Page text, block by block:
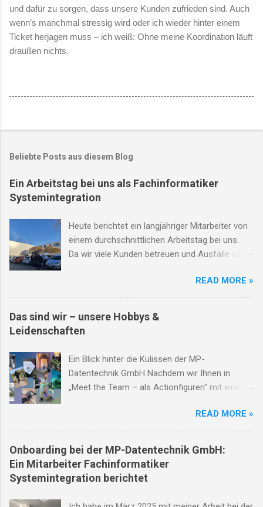
und dafür zu sorgen, dass unsere Kunden zufrieden sind. Auch
wenn’s manchmal stressig wird oder ich wieder hinter einem
Ticket herjagen muss – ich weiß: Ohne meine Koordination läuft
draußen nichts.
Beliebte Posts aus diesem Blog
Ein Arbeitstag bei uns als Fachinformatiker
Systemintegration
Heute berichtet ein langjähriger Mitarbeiter von
einem durchschnittlichen Arbeitstag bei uns.
Da wir viele Kunden betreuen und Ausfälle oft
nimmt öfter mal eine unerwartete Wendung.
8:00 Arbeitsbeginn: ich parke mein
Privatfahrzeug auf dem kostenfreien
Firmenfahrplatz und gönne mir die erste Tasse
Material mitnehmen muss. Wichtige technische
Themen kläre ich mit meinem Team. 8:30
ersten Kunden, den ich seit Jahren betreue.
Dabei achte ich darauf die
Straßenverkehrsordnung einzuhalten, denn die
READ MORE »
Das sind wir – unsere Hobbys &
Leidenschaften
Ein Blick hinter die Kulissen der MP-
Datentechnik GmbH Nachdem wir Ihnen in
„Meet the Team – als Actionfiguren“ mit einem
gezeigt haben, wird es heute etwas
persönlicher: Wir werfen einen Blick hinter die
Kulissen – auf das, was uns abseits der
Bildschirme begeistert und antreibt. Denn wir bei
MP-Datentechnik sind nicht nur
Entwickler:innen, Techniker:innen oder
READ MORE »
Onboarding bei der MP-Datentechnik GmbH:
Ein Mitarbeiter Fachinformatiker
Systemintegration berichtet